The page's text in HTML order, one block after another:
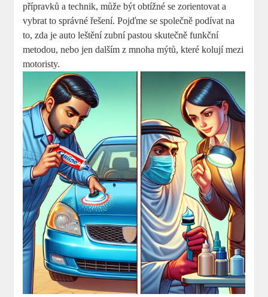
přípravků a technik, může být obtížné se zorientovat a
vybrat to správné řešení. Pojďme se společně podívat na
to, zda je auto leštění zubní pastou skutečně funkční
metodou, nebo jen dalším z mnoha mýtů, které kolují mezi
motoristy.